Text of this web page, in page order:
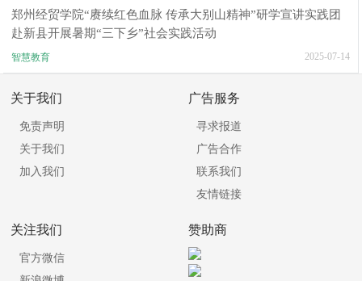
郑州经贸学院“赓续红色血脉 传承大别山精神”研学宣讲实践团
赴新县开展暑期“三下乡”社会实践活动
智慧教育 2025-07-14
关于我们
免责声明
关于我们
加入我们
广告服务
寻求报道
广告合作
联系我们
友情链接
关注我们
官方微信
赞助商